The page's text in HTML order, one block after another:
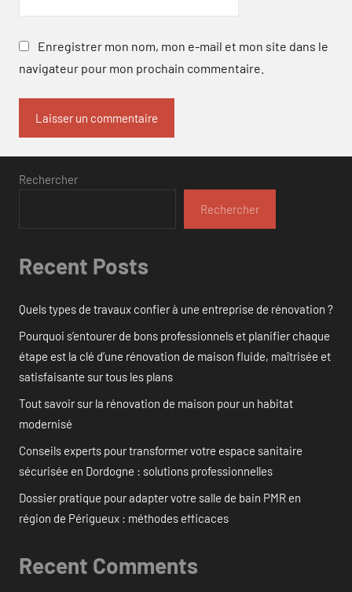
Enregistrer mon nom, mon e-mail et mon site dans le
navigateur pour mon prochain commentaire.
Rechercher
Rechercher
Recent Posts
Quels types de travaux confier à une entreprise de rénovation ?
Pourquoi s’entourer de bons professionnels et planifier chaque
étape est la clé d’une rénovation de maison fluide, maîtrisée et
satisfaisante sur tous les plans
Tout savoir sur la rénovation de maison pour un habitat
modernisé
Conseils experts pour transformer votre espace sanitaire
sécurisée en Dordogne : solutions professionnelles
Dossier pratique pour adapter votre salle de bain PMR en
région de Périgueux : méthodes efficaces
Recent Comments